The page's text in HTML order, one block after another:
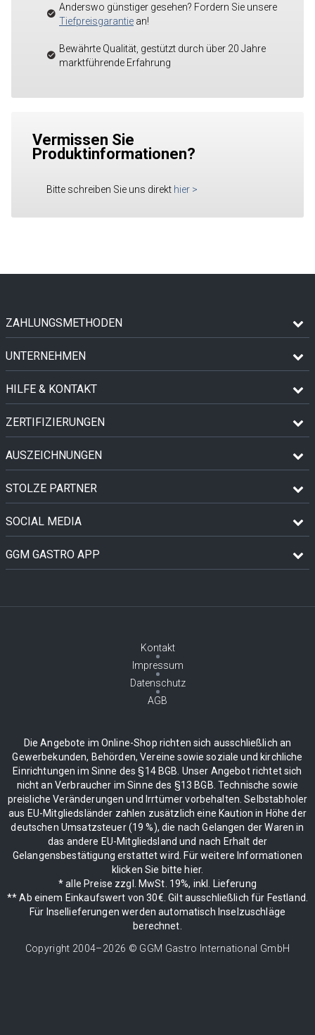
Anderswo günstiger gesehen? Fordern Sie unsere
Tiefpreisgarantie an!
Bewährte Qualität, gestützt durch über 20 Jahre
marktführende Erfahrung
Vermissen Sie
Produktinformationen?
Bitte schreiben Sie uns direkt hier >
ZAHLUNGSMETHODEN
UNTERNEHMEN
HILFE & KONTAKT
ZERTIFIZIERUNGEN
AUSZEICHNUNGEN
STOLZE PARTNER
SOCIAL MEDIA
GGM GASTRO APP
Kontakt
Impressum
Datenschutz
AGB
Die Angebote im Online-Shop richten sich ausschließlich an
Gewerbekunden, Behörden, Vereine sowie soziale und kirchliche
Einrichtungen im Sinne des §14 BGB. Unser Angebot richtet sich
nicht an Verbraucher im Sinne des §13 BGB. Technische sowie
preisliche Veränderungen und Irrtümer vorbehalten. Selbstabholer
aus EU-Mitgliedsländer zahlen zusätzlich eine Kaution in Höhe der
deutschen Umsatzsteuer (19 %), die nach Gelangen der Waren in
das andere EU-Mitgliedsland und nach Erhalt der
Gelangensbestätigung erstattet wird. Für weitere Informationen
klicken Sie bitte hier.
* alle Preise zzgl. MwSt. 19%, inkl. Lieferung
** Ab einem Einkaufswert von 30€. Gilt ausschließlich für Festland.
Für Insellieferungen werden automatisch Inselzuschläge
berechnet.
Copyright 2004–2026 © GGM Gastro International GmbH